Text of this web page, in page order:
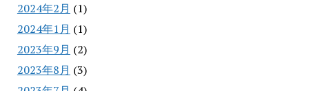
2024年2月 (1)
2024年1月 (1)
2023年9月 (2)
2023年8月 (3)